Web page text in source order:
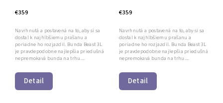
€359
Detail
Navrhnutá a postavená na to, aby si sa
dostal k najhlbšiemu prašanu a
poriadne ho rozjazdil. Bunda Beast 3L
je pravdepodobne najlepšia priedušná
nepremokavá bunda na trhu....
€359
Detail
Navrhnutá a postavená na to, aby si sa
dostal k najhlbšiemu prašanu a
poriadne ho rozjazdil. Bunda Beast 3L
je pravdepodobne najlepšia priedušná
nepremokavá bunda na trhu....